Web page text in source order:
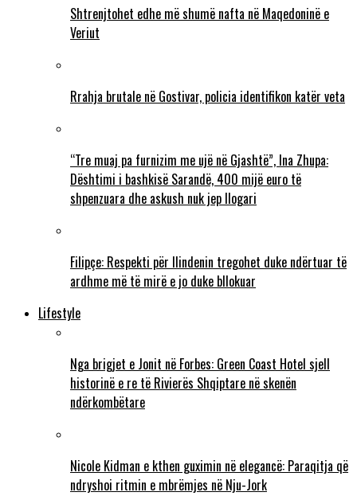
Shtrenjtohet edhe më shumë nafta në Maqedoninë e
Veriut
Rrahja brutale në Gostivar, policia identifikon katër veta
“Tre muaj pa furnizim me ujë në Gjashtë”, Ina Zhupa:
Dështimi i bashkisë Sarandë, 400 mijë euro të
shpenzuara dhe askush nuk jep llogari
Filipçe: Respekti për Ilindenin tregohet duke ndërtuar të
ardhme më të mirë e jo duke bllokuar
Lifestyle
Nga brigjet e Jonit në Forbes: Green Coast Hotel sjell
historinë e re të Rivierës Shqiptare në skenën
ndërkombëtare
Nicole Kidman e kthen guximin në elegancë: Paraqitja që
ndryshoi ritmin e mbrëmjes në Nju-Jork